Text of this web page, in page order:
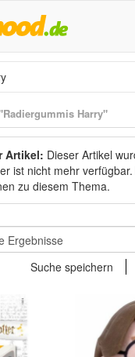
Harry"
Artikel: Dieser Artikel
ist nicht mehr verfügbar.
zu diesem Thema.
Suche speichern